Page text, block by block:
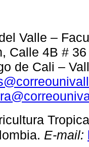
Valle –
Calle 4B #
de Cali –
E-mail: